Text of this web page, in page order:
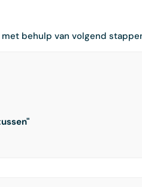
behulp van volgend